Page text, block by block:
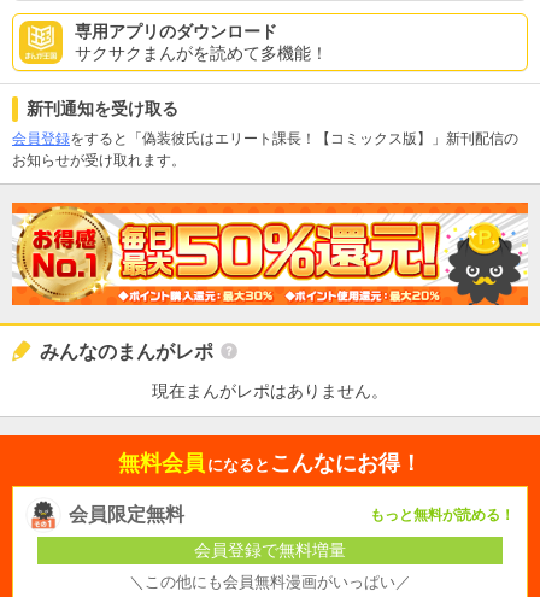
専用アプリのダウンロード
サクサクまんがを読めて多機能！
新刊通知を受け取る
会員登録をすると「偽装彼氏はエリート課長！【コミックス版】」新刊配信の
お知らせが受け取れます。
みんなのまんがレポ
現在まんがレポはありません。
無料会員 になると こんなにお得！
会員限定無料 もっと無料が読める！
会員登録で無料増量
＼この他にも会員無料漫画がいっぱい／